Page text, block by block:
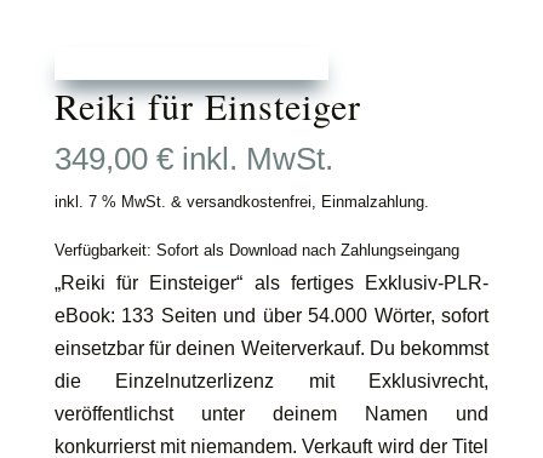
Reiki für Einsteiger
349,00 € inkl. MwSt.
inkl. 7 % MwSt. & versandkostenfrei, Einmalzahlung.
Verfügbarkeit: Sofort als Download nach Zahlungseingang
„Reiki für Einsteiger“ als fertiges Exklusiv-PLR-
eBook: 133 Seiten und über 54.000 Wörter, sofort
einsetzbar für deinen Weiterverkauf. Du bekommst
die Einzelnutzerlizenz mit Exklusivrecht,
veröffentlichst unter deinem Namen und
konkurrierst mit niemandem. Verkauft wird der Titel